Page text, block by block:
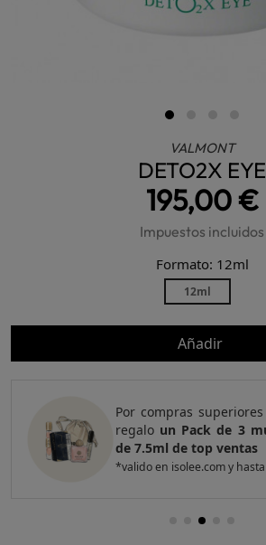
VALMONT
DETO2X EYE
195,00 €
Impuestos incluidos
Formato: 12ml
12ml
Añadir
compras superiores a 299€, llévate de
un Pack de 3 muestras y un GWP
de top ventas
en isolee.com y hasta agotar existencias